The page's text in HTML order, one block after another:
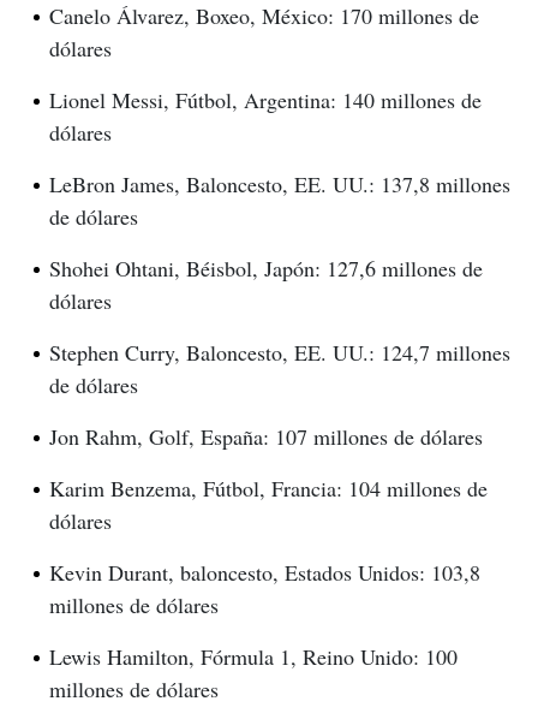
Canelo Álvarez, Boxeo, México: 170 millones de
dólares
Lionel Messi, Fútbol, ​​Argentina: 140 millones de
dólares
LeBron James, Baloncesto, EE. UU.: 137,8 millones
de dólares
Shohei Ohtani, Béisbol, Japón: 127,6 millones de
dólares
Stephen Curry, Baloncesto, EE. UU.: 124,7 millones
de dólares
Jon Rahm, Golf, España: 107 millones de dólares
Karim Benzema, Fútbol, ​​Francia: 104 millones de
dólares
Kevin Durant, baloncesto, Estados Unidos: 103,8
millones de dólares
Lewis Hamilton, Fórmula 1, Reino Unido: 100
millones de dólares